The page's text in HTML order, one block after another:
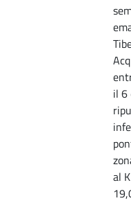
il 6
al